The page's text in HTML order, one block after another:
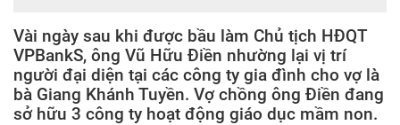
Vài ngày sau khi được bầu làm Chủ tịch HĐQT
VPBankS, ông Vũ Hữu Điền nhường lại vị trí
người đại diện tại các công ty gia đình cho vợ là
bà Giang Khánh Tuyền. Vợ chồng ông Điền đang
sở hữu 3 công ty hoạt động giáo dục mầm non.